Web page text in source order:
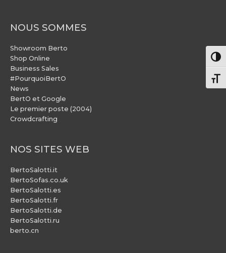
NOUS SOMMES
Showroom Berto
Shop Online
Business Sales
#PourquoiBertO
News
BertO et Google
Le premier poste (2004)
Crowdcrafting
NOS SITES WEB
BertoSalotti.it
BertoSofas.co.uk
BertoSalotti.es
BertoSalotti.fr
BertoSalotti.de
BertoSalotti.ru
berto.cn